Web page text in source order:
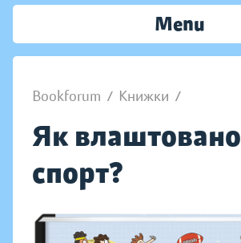
Menu
Bookforum / Книжки /
Як влаштовано
спорт?